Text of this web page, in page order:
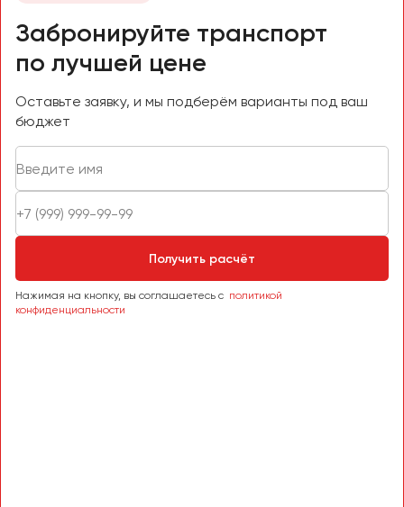
Забронируйте транспорт
по лучшей цене
Оставьте заявку, и мы подберём варианты под ваш
бюджет
Получить расчёт
Нажимая на кнопку, вы соглашаетесь с политикой
конфиденциальности